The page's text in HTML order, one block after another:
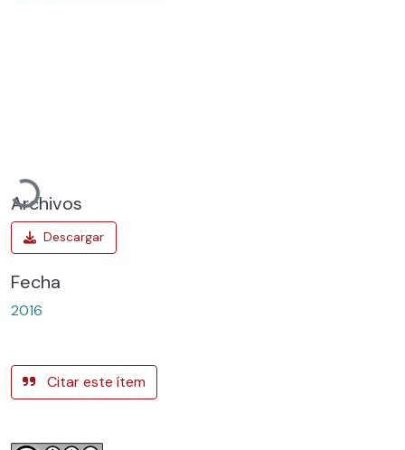
Archivos
Fecha
2016
Citar este ítem